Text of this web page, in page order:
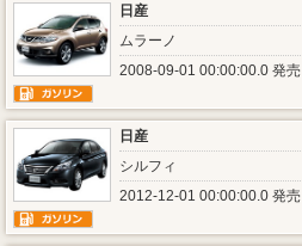
日産
ムラーノ
2008-09-01 00:00:00.0 発売
日産
シルフィ
2012-12-01 00:00:00.0 発売